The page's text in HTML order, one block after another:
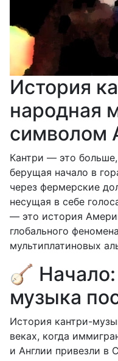
История
народная
символом
Кантри — это
берущая начало в
через фермерские
несущая в себе
— это история
глобального
мультиплатиновых
🪕
музыка
История кантри-
веках, когда
и Англии привезли в